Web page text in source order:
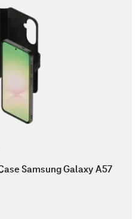
Samsung Galaxy A57